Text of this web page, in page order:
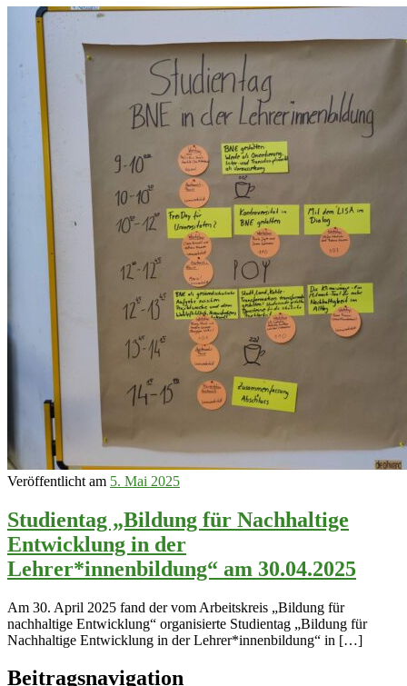
Veröffentlicht am 5. Mai 2025
Studientag „Bildung für Nachhaltige
Entwicklung in der
Lehrer*innenbildung“ am 30.04.2025
Am 30. April 2025 fand der vom Arbeitskreis „Bildung für
nachhaltige Entwicklung“ organisierte Studientag „Bildung für
Nachhaltige Entwicklung in der Lehrer*innenbildung“ in […]
Beitragsnavigation